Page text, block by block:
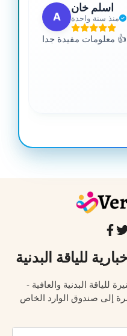
A
اسلم خان
منذ سنة واحدة
معلومات مفيدة جدا 👍
للياقة البدنية
البدنية والعافية -
إلى صندوق الوارد الخاص